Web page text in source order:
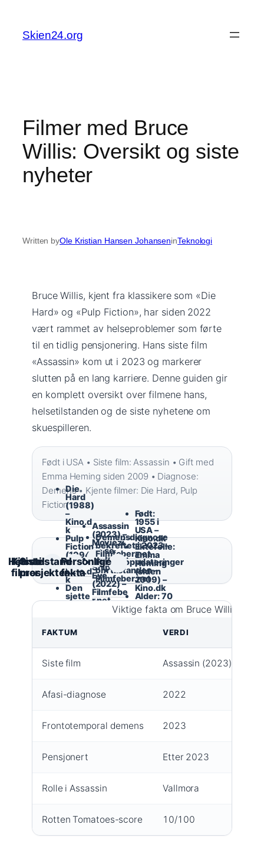
content
Skien24.org
Filmer med Bruce
Willis: Oversikt og siste
nyheter
Written byOle Kristian Hansen JohanseninTeknologi
Bruce Willis, kjent fra klassikere som «Die
Hard» og «Pulp Fiction», har siden 2022
vært rammet av helseproblemer som førte
til en tidlig pensjonering. Hans siste film
«Assassin» kom ut i 2023 og markerer
slutten på en lang karriere. Denne guiden gir
en komplett oversikt over filmene hans,
helsetilstanden og de siste nyhetene om
skuespilleren.
Født i USA • Siste film: Assassin • Gift med
Emma Heming siden 2009 • Diagnose:
Demens • Kjente filmer: Die Hard, Pulp
Fiction
Kjente
filmer
Die
Hard
(1988)
–
Kino.d
k
Pulp
Fiction
(1994)
–
Kino.d
k
Den
sjette
Kino.d
k
Siste
prosjekter
Assassin
(2023) –
Moviezi
ne.se
Fortress:
Sniper’s
Eye
(2022) –
Filmfebe
r.net
Helsetilstand
Demensdiagnose
bekreftet i 2023 –
Filmfeber.net
Familieoppdateringer
om tilstanden –
Filmfeber.net
Personlige
fakta
Født:
1955 i
USA –
Kino.dk
Ektefelle:
Emma
Heming
(siden
2009) –
Kino.dk
Alder: 70
år (2025)
– Kino.dk
Viktige fakta om Bruce Willis
FAKTUM VERDI
Siste film Assassin (2023)
Afasi-diagnose 2022
Frontotemporal demens 2023
Pensjonert Etter 2023
Rolle i Assassin Vallmora
Rotten Tomatoes-score 10/100